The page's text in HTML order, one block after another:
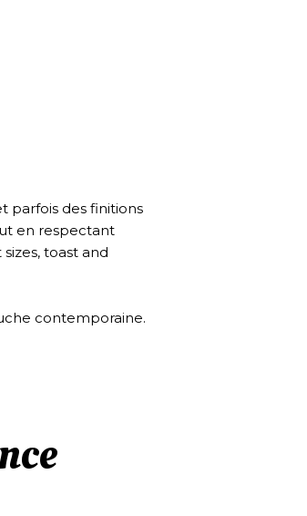
parfois des finitions
en respectant
toast and
contemporaine.